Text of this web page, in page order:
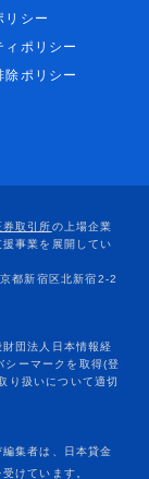
リシー
ィポリシー
除ポリシー
集者は、日本貸金
けています。